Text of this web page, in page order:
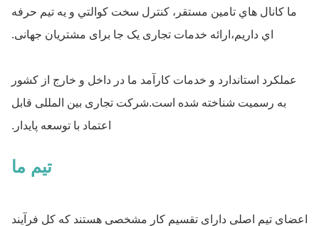
ما کانال هاي تامين مستقر، کنترل سخت کوالتي و يه تيم حرفه
اي داريم،ارائه خدمات تجاری یک جا برای مشتریان جهانی.
عملکرد استاندارد و خدمات کارآمد ما در داخل و خارج از کشور
به رسمیت شناخته شده است.شرکت تجاری بین المللی قابل
اعتماد با توسعه پایدار.
تیم ما
اعضای تیم اصلی دارای تقسیم کار مشخصی هستند که کل فرآیند